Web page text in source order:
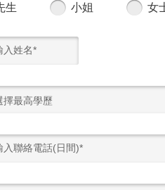
生 小姐 女
擇最高學歷